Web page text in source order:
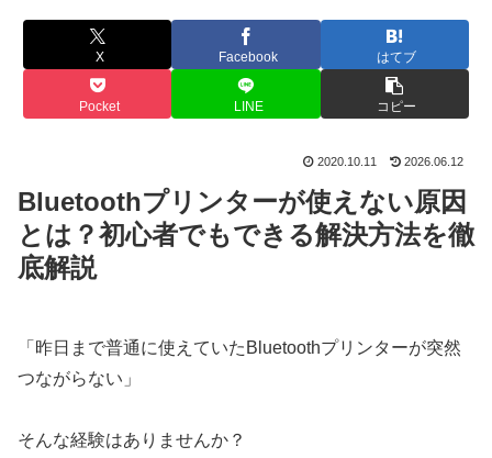
X Facebook はてブ
Pocket LINE コピー
2020.10.11 2026.06.12
Bluetoothプリンターが使えない原因
とは？初心者でもできる解決方法を徹
底解説
「昨日まで普通に使えていたBluetoothプリンターが突然
つながらない」
そんな経験はありませんか？